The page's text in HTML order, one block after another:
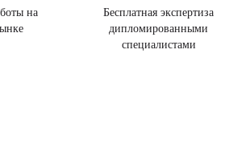
на
Бесплатная экспертиза
дипломированными
специалистами